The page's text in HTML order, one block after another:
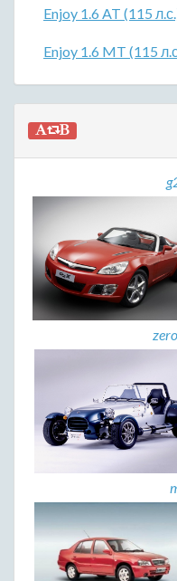
Enjoy 1.6 AT (115
Enjoy 1.6 MT (115